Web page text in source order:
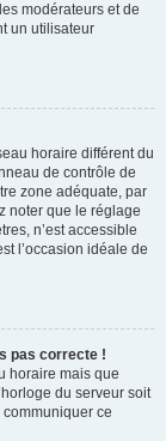
modérateurs et de
un utilisateur
horaire différent du
de contrôle de
zone adéquate, par
noter que le réglage
n’est accessible
l’occasion idéale de
pas correcte !
horaire mais que
du serveur soit
ce